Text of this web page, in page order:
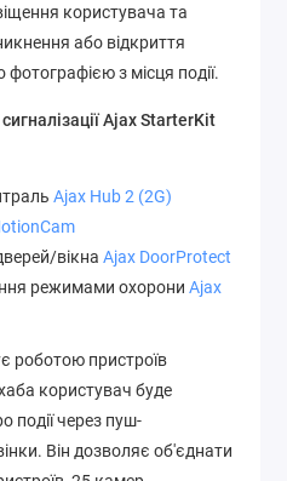
користувача та
або відкриття
з місця події.
Ajax StarterKit
Ajax Hub 2 (2G)
вікна Ajax DoorProtect
режимами охорони Ajax
роботою пристроїв
користувач буде
події через пуш-
Він дозволяє об'єднати